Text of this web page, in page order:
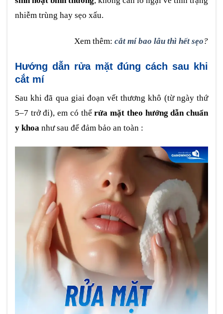
nhiễm trùng hay sẹo xấu.
Xem thêm: cắt mí bao lâu thì hết sẹo?
Hướng dẫn rửa mặt đúng cách sau khi
cắt mí
Sau khi đã qua giai đoạn vết thương khô (từ ngày thứ
5–7 trở đi), em có thểrửa mặt theo hướng dẫn chuẩn
y khoa như sau để đảm bảo an toàn :